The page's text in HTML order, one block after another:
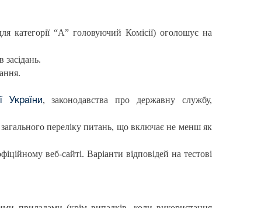
категорії “А” головуючий Комісії) оголошує на
засідань.
України, законодавства про державну службу,
переліку питань, що включає не менш як
веб-сайті. Варіанти відповідей на тестові